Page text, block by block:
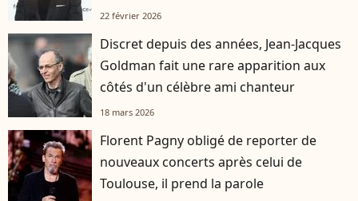
22 février 2026
Discret depuis des années, Jean-Jacques
Goldman fait une rare apparition aux
côtés d'un célèbre ami chanteur
18 mars 2026
Florent Pagny obligé de reporter de
nouveaux concerts après celui de
Toulouse, il prend la parole